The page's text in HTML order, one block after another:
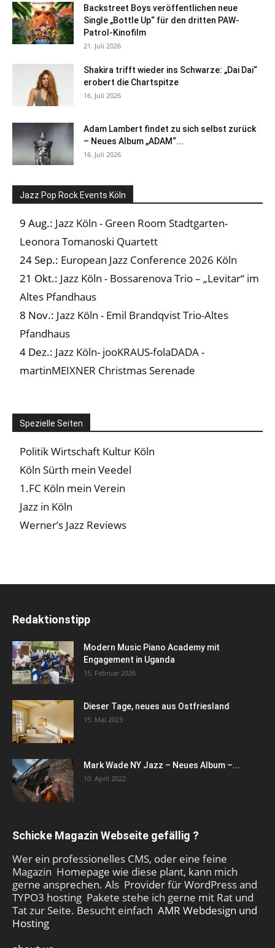
Backstreet Boys veröffentlichen neue
Single „Bottle Up“ für den dritten PAW-
Patrol-Kinofilm
21. Juli 2026
Shakira trifft wieder ins Schwarze: „Dai Dai“
erobert die Chartspitze
16. Juli 2026
Adam Lambert findet zu sich selbst zurück
– Neues Album „ADAM“...
16. Juli 2026
Jazz Pop Rock Events Köln
9 Aug.: Jazz Köln - Green Room Stadtgarten-
Leonora Tomanoski Quartett
24 Sep.: European Jazz Conference 2026 Köln
21 Okt.: Jazz Köln - Bossarenova Trio – „Levitar“ im
Altes Pfandhaus
8 Nov.: Jazz Köln - Emil Brandqvist Trio-Altes
Pfandhaus
4 Dez.: Jazz Köln- jooKRAUS-folaDADA -
martinMEIXNER Christmas Serenade
Spezielle Seiten
Politik Wirtschaft Kultur Köln
Köln Sürth mein Veedel
1.FC Köln mein Verein
Jazz in Köln
Werner’s Jazz Reviews
Redaktionstipp
Modern Music Piano Academy mit
Engagement in Uganda
15. Februar 2026
Dieser Tage, neues aus Ostfriesland
15. Mai 2023
Mark Wade NY Jazz – Neues Album –...
10. April 2022
Schicke Magazin Webseite gefällig ?
Wer ein professionelles CMS, oder eine feine
Magazin Homepage wie diese plant, kann mich
gerne ansprechen. Als Provider für WordPress and
TYPO3 hosting Pakete stehe ich gerne mit Rat und
Tat zur Seite. Besucht einfach AMR Webdesign und
Hosting